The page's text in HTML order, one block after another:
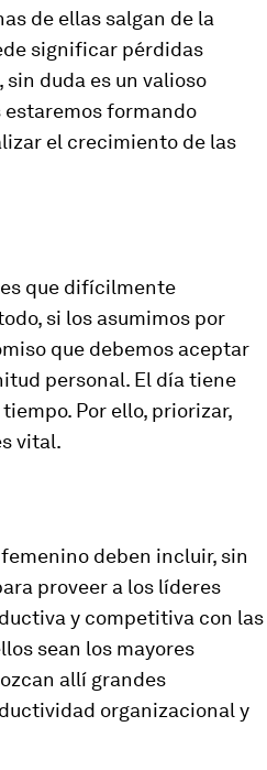
de ellas salgan de la
significar pérdidas
duda es un valioso
estaremos formando
el crecimiento de las
que difícilmente
si los asumimos por
que debemos aceptar
personal. El día tiene
Por ello, priorizar,
vital.
deben incluir, sin
proveer a los líderes
y competitiva con las
sean los mayores
allí grandes
organizacional y